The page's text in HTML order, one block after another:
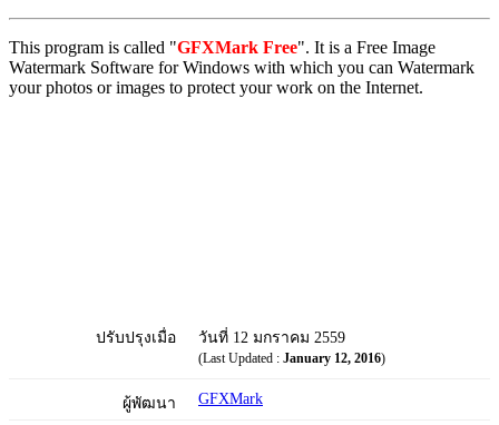
This program is called "GFXMark Free". It is a Free Image
Watermark Software for Windows with which you can Watermark
your photos or images to protect your work on the Internet.
ปรับปรุงเมื่อ วันที่ 12 มกราคม 2559
(Last Updated : January 12, 2016)
ผู้พัฒนา GFXMark